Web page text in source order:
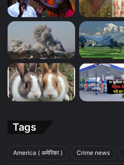
Tags
America ( अमेरिका ) Crime news